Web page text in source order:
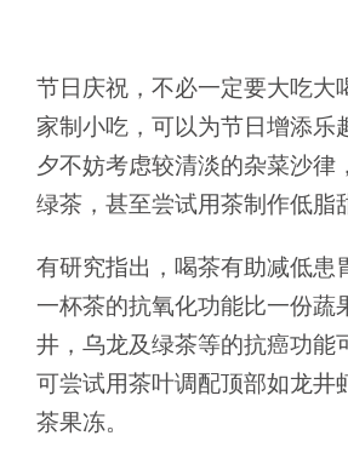
节日庆祝，不必一定要大吃大
家制小吃，可以为节日增添乐
夕不妨考虑较清淡的杂菜沙律
绿茶，甚至尝试用茶制作低脂
有研究指出，喝茶有助减低患
一杯茶的抗氧化功能比一份蔬
井，乌龙及绿茶等的抗癌功能
可尝试用茶叶调配顶部如龙井
茶果冻。